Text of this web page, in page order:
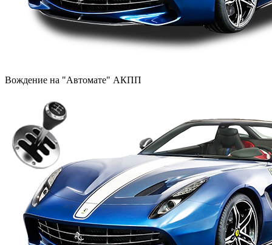
Вождение на "Автомате" АКПП